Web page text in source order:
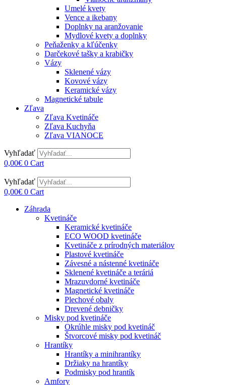
Umelé kvety
Vence a ikebany
Doplnky na aranžovanie
Mydlové kvety a doplnky
Peňaženky a kľúčenky
Darčekové tašky a krabičky
Vázy
Sklenené vázy
Kovové vázy
Keramické vázy
Magnetické tabule
Zľava
Zľava Kvetináče
Zľava Kuchyňa
Zľava VIANOCE
Vyhľadať
0,00€ 0 Cart
Vyhľadať
0,00€ 0 Cart
Záhrada
Kvetináče
Keramické kvetináče
ECO WOOD kvetináče
Kvetináče z prírodných materiálov
Plastové kvetináče
Závesné a nástenné kvetináče
Sklenené kvetináče a teráriá
Mrazuvdorné kvetináče
Magnetické kvetináče
Plechové obaly
Drevené debničky
Misky pod kvetináče
Okrúhle misky pod kvetináč
Štvorcové misky pod kvetináč
Hrantíky
Hrantíky a minihrantíky
Držiaky na hrantíky
Podmisky pod hrantík
Amfory